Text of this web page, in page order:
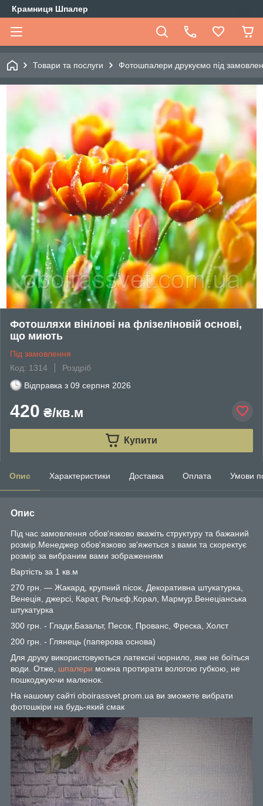
Крамниця Шпалер
Товари та послуги Фотошпалери друкуємо під
Фотошляхи вінілові на флізеліновій основі,
що миють
Під замовлення
Код: 1314
Роздріб
Відправка з 09 серпня 2026
420 ₴/кв.м
Купити
Опис Характеристики Доставка Оплата Умови
Опис
Під час замовлення обов'язково вкажіть структуру та бажаний
розмір.Менеджер обов'язково зв'яжеться з вами та скоректує
розмір за вибраним вами зображенням
Вартість за 1 кв.м
270 грн. — Жакард, крупний пісок, Декоративна штукатурка,
Венеція, джерсі, Карат, Рельєф,Корал, Мармур.Венеціанська
штукатурка
300 грн. - Глади,Базальт, Песок, Прованс, Фреска, Холст
200 грн. - Глянець (паперова основа)
Для друку використовуються латексні чорнило, яке не боїться
води. Отже, шпалери можна протирати вологою губкою, не
пошкоджуючи малюнок.
На нашому сайті oboirassvet.prom.ua ви зможете вибрати
фотошкіри на будь-який смак